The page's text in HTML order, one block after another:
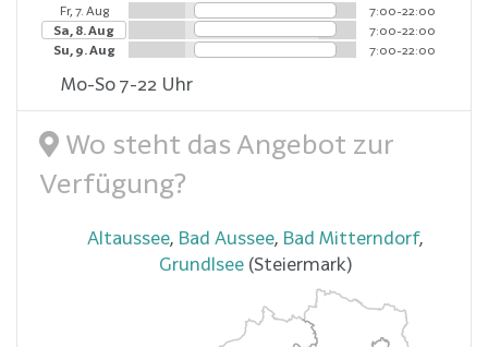
Fr, 7. Aug
7:00-22:00
Sa, 8. Aug
7:00-22:00
Su, 9. Aug
7:00-22:00
Mo-So 7-22 Uhr
Wo steht das Angebot zur
Verfügung?
Altaussee, Bad Aussee, Bad Mitterndorf,
Grundlsee(Steiermark)